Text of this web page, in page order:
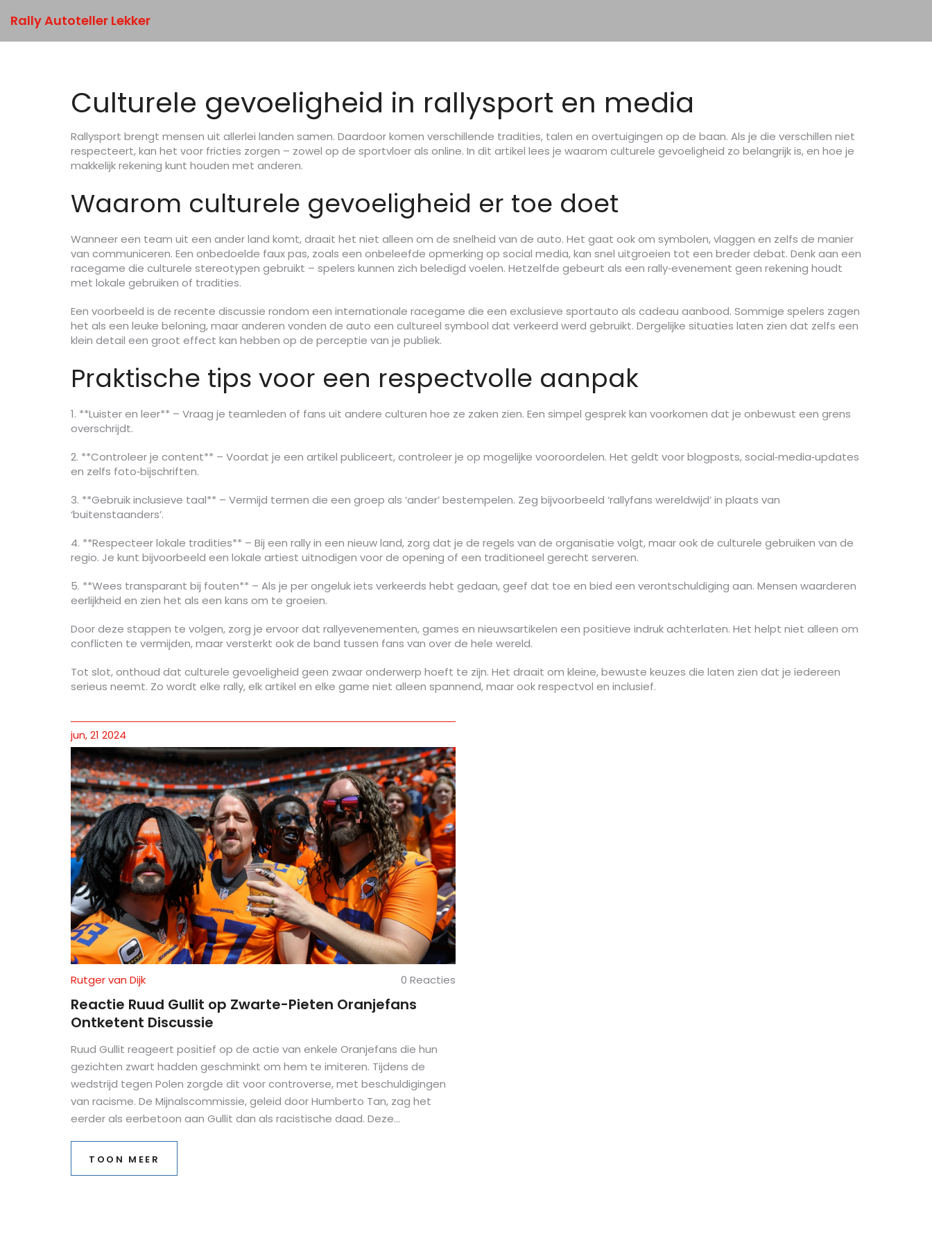
Rally Autoteller Lekker
Culturele gevoeligheid in rallysport en media
Rallysport brengt mensen uit allerlei landen samen. Daardoor komen verschillende tradities, talen en overtuigingen op de baan. Als je die verschillen niet
respecteert, kan het voor fricties zorgen – zowel op de sportvloer als online. In dit artikel lees je waarom culturele gevoeligheid zo belangrijk is, en hoe je
makkelijk rekening kunt houden met anderen.
Waarom culturele gevoeligheid er toe doet
Wanneer een team uit een ander land komt, draait het niet alleen om de snelheid van de auto. Het gaat ook om symbolen, vlaggen en zelfs de manier
van communiceren. Een onbedoelde faux pas, zoals een onbeleefde opmerking op social media, kan snel uitgroeien tot een breder debat. Denk aan een
racegame die culturele stereotypen gebruikt – spelers kunnen zich beledigd voelen. Hetzelfde gebeurt als een rally‑evenement geen rekening houdt
met lokale gebruiken of tradities.
Een voorbeeld is de recente discussie rondom een internationale racegame die een exclusieve sportauto als cadeau aanbood. Sommige spelers zagen
het als een leuke beloning, maar anderen vonden de auto een cultureel symbool dat verkeerd werd gebruikt. Dergelijke situaties laten zien dat zelfs een
klein detail een groot effect kan hebben op de perceptie van je publiek.
Praktische tips voor een respectvolle aanpak
1. **Luister en leer** – Vraag je teamleden of fans uit andere culturen hoe ze zaken zien. Een simpel gesprek kan voorkomen dat je onbewust een grens
overschrijdt.
2. **Controleer je content** – Voordat je een artikel publiceert, controleer je op mogelijke vooroordelen. Het geldt voor blogposts, social‑media‑updates
en zelfs foto‑bijschriften.
3. **Gebruik inclusieve taal** – Vermijd termen die een groep als ‘ander’ bestempelen. Zeg bijvoorbeeld ‘rallyfans wereldwijd’ in plaats van
‘buitenstaanders’.
4. **Respecteer lokale tradities** – Bij een rally in een nieuw land, zorg dat je de regels van de organisatie volgt, maar ook de culturele gebruiken van de
regio. Je kunt bijvoorbeeld een lokale artiest uitnodigen voor de opening of een traditioneel gerecht serveren.
5. **Wees transparant bij fouten** – Als je per ongeluk iets verkeerds hebt gedaan, geef dat toe en bied een verontschuldiging aan. Mensen waarderen
eerlijkheid en zien het als een kans om te groeien.
Door deze stappen te volgen, zorg je ervoor dat rallyevenementen, games en nieuwsartikelen een positieve indruk achterlaten. Het helpt niet alleen om
conflicten te vermijden, maar versterkt ook de band tussen fans van over de hele wereld.
Tot slot, onthoud dat culturele gevoeligheid geen zwaar onderwerp hoeft te zijn. Het draait om kleine, bewuste keuzes die laten zien dat je iedereen
serieus neemt. Zo wordt elke rally, elk artikel en elke game niet alleen spannend, maar ook respectvol en inclusief.
jun, 21 2024
Rutger van Dijk 0 Reacties
Reactie Ruud Gullit op Zwarte-Pieten Oranjefans
Ontketent Discussie
Ruud Gullit reageert positief op de actie van enkele Oranjefans die hun
gezichten zwart hadden geschminkt om hem te imiteren. Tijdens de
wedstrijd tegen Polen zorgde dit voor controverse, met beschuldigingen
van racisme. De Mijnalscommissie, geleid door Humberto Tan, zag het
eerder als eerbetoon aan Gullit dan als racistische daad. Deze
TOON MEER